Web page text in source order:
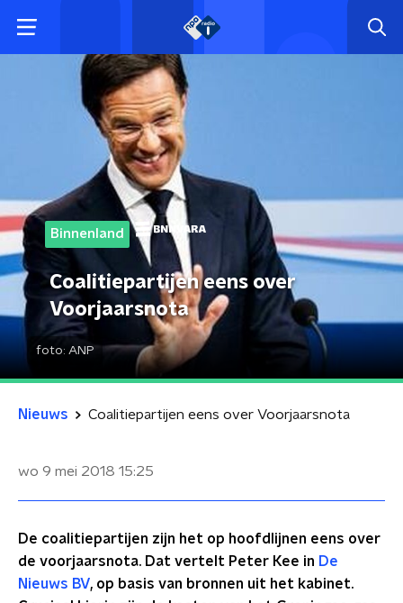
Binnenland
Coalitiepartijen eens over
Voorjaarsnota
foto: ANP
Nieuws Coalitiepartijen eens over Voorjaarsnota
wo 9 mei 2018 15:25
De coalitiepartijen zijn het op hoofdlijnen eens over
de voorjaarsnota. Dat vertelt Peter Kee in De
Nieuws BV, op basis van bronnen uit het kabinet.